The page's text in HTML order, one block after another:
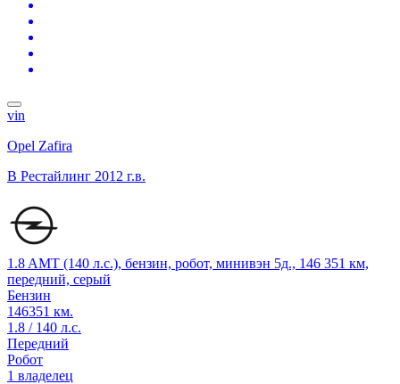
vin
Opel Zafira
B Рестайлинг 2012 г.в.
1.8 AMT (140 л.с.), бензин, робот, минивэн 5д., 146 351 км,
передний, серый
Бензин
146351 км.
1.8 / 140 л.с.
Передний
Робот
1 владелец